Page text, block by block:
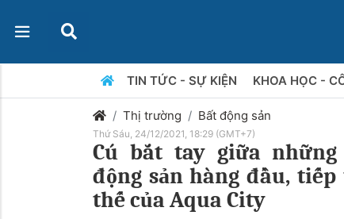
TIN TỨC - SỰ KIỆN KHOA HỌC -
Thị trường Bất động sản
Thứ Sáu, 24/12/2021, 18:29 (GMT+7)
Cú bắt tay giữa
động sản hàng đầu,
thế của Aqua City